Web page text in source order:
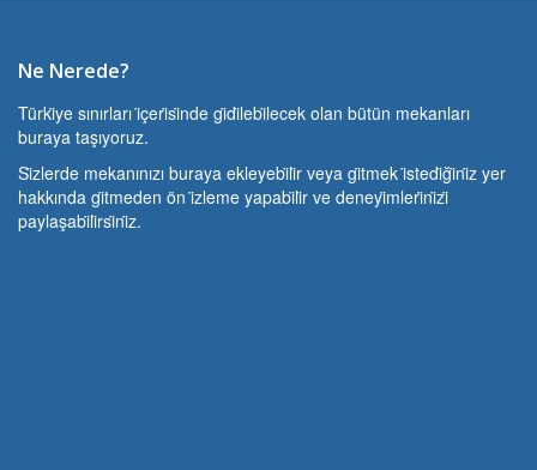
Ne Nerede?
Türki̇ye sınırları i̇çeri̇si̇nde gi̇di̇lebi̇lecek olan bütün mekanları
buraya taşıyoruz.
Si̇zlerde mekanınızı buraya ekleyebi̇li̇r veya gi̇tmek i̇stedi̇ği̇ni̇z yer
hakkında gi̇tmeden ön i̇zleme yapabi̇li̇r ve deneyi̇mleri̇ni̇zi̇
paylaşabi̇li̇rsi̇ni̇z.